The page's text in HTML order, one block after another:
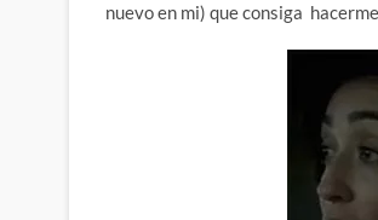
nuevo en mi) que consiga